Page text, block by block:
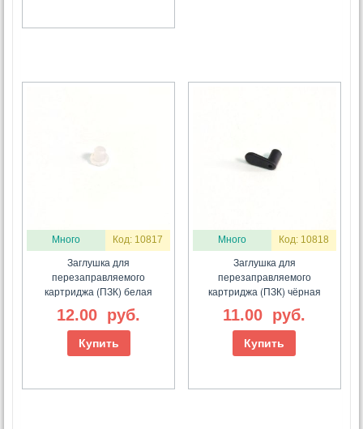
Много Код: 10817
Заглушка для
перезаправляемого
картриджа (ПЗК) белая
12.00 руб.
Купить
Много Код: 10818
Заглушка для
перезаправляемого
картриджа (ПЗК) чёрная
11.00 руб.
Купить